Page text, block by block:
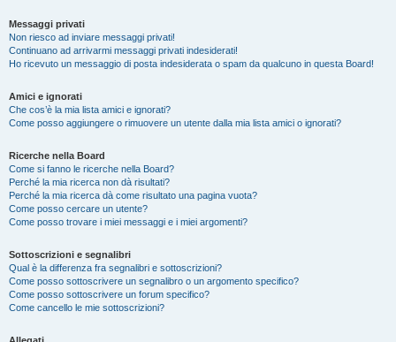
Messaggi privati
Non riesco ad inviare messaggi privati!
Continuano ad arrivarmi messaggi privati indesiderati!
Ho ricevuto un messaggio di posta indesiderata o spam da qualcuno in questa Board!
Amici e ignorati
Che cos’è la mia lista amici e ignorati?
Come posso aggiungere o rimuovere un utente dalla mia lista amici o ignorati?
Ricerche nella Board
Come si fanno le ricerche nella Board?
Perché la mia ricerca non dà risultati?
Perché la mia ricerca dà come risultato una pagina vuota?
Come posso cercare un utente?
Come posso trovare i miei messaggi e i miei argomenti?
Sottoscrizioni e segnalibri
Qual è la differenza fra segnalibri e sottoscrizioni?
Come posso sottoscrivere un segnalibro o un argomento specifico?
Come posso sottoscrivere un forum specifico?
Come cancello le mie sottoscrizioni?